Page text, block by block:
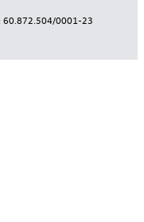
60.872.504/0001-23